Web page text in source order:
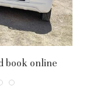
book online